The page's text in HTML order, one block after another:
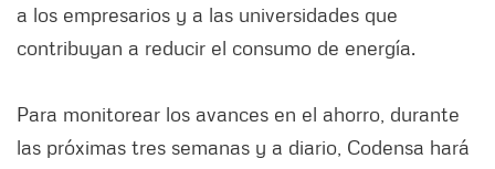
a los empresarios y a las universidades que
contribuyan a reducir el consumo de energía.
Para monitorear los avances en el ahorro, durante
las próximas tres semanas y a diario, Codensa hará